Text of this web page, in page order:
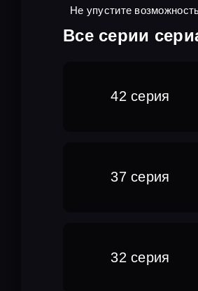
Не упустите
Все серии
42 серия
37 серия
32 серия